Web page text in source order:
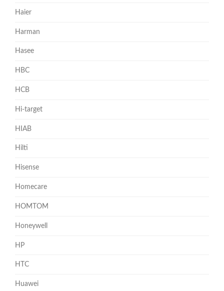
Haier
Harman
Hasee
HBC
HCB
Hi-target
HIAB
Hilti
Hisense
Homecare
HOMTOM
Honeywell
HP
HTC
Huawei